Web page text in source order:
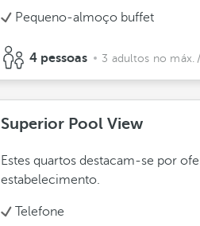
Pequeno-almoço buffet
4 pessoas 3 adultos no máx.
Superior Pool View
Estes quartos destacam-se por
estabelecimento.
Telefone